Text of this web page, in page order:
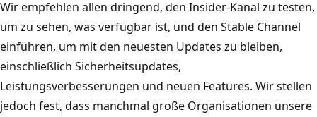
Wir empfehlen allen dringend, den Insider-Kanal zu testen,
um zu sehen, was verfügbar ist, und den Stable Channel
einführen, um mit den neuesten Updates zu bleiben,
einschließlich Sicherheitsupdates,
Leistungsverbesserungen und neuen Features. Wir stellen
jedoch fest, dass manchmal große Organisationen unsere